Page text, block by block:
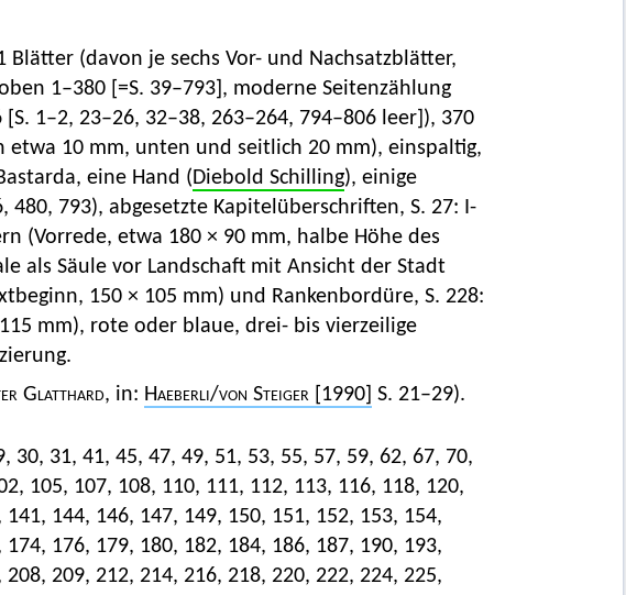
Blätter (davon je sechs Vor- und Nachsatzblätter,
1–380 [=S. 39–793], moderne Seitenzählung
1–2, 23–26, 32–38, 263–264, 794–806 leer]), 370
10 mm, unten und seitlich 20 mm), einspaltig,
eine Hand (Diebold Schilling), einige
793), abgesetzte Kapitelüberschriften, S. 27: I-
(Vorrede, etwa 180 × 90 mm, halbe Höhe des
als Säule vor Landschaft mit Ansicht der Stadt
150 × 105 mm) und Rankenbordüre, S. 228:
mm), rote oder blaue, drei- bis vierzeilige
Glatthard, in: Haeberli/von Steiger[1990] S. 21–29).
30, 31, 41, 45, 47, 49, 51, 53, 55, 57, 59, 62, 67, 70,
105, 107, 108, 110, 111, 112, 113, 116, 118, 120,
144, 146, 147, 149, 150, 151, 152, 153, 154,
176, 179, 180, 182, 184, 186, 187, 190, 193,
209, 212, 214, 216, 218, 220, 222, 224, 225,